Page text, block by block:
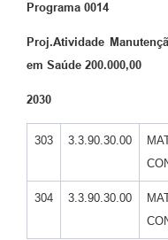
Programa 0014
Proj.Atividade
em Saúde 200.000,00
2030
303 3.3.90.30.00
304 3.3.90.30.00